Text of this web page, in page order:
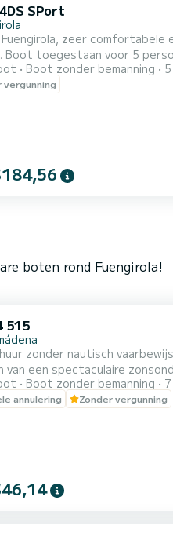
SPort
Fuengirola, zeer
voor 5 personen. Je hebt het NIET nodig een TITEL of KAART om er kapitein op te
van 15 pk, een lengte van
te brengen vrienden of
Boot zonder bemanning
vergunning
boten rond Fuengirola!
515
nautisch vaarbewijs nodig om het te huren. Mis de
van een spectaculaire
je eigen avontuur door te zwemmen in volle zee, te zonnen op ons zonnedek, dolfijnen te
te genieten van
Boot zonder bemanning
annulering Zonder vergunning